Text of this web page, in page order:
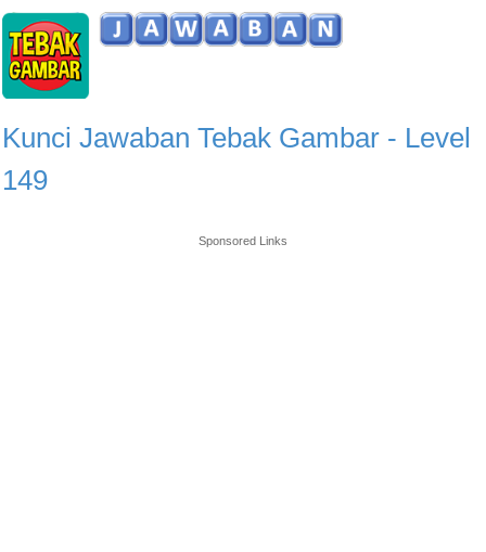
Kunci Jawaban Tebak Gambar - Level
149
Sponsored Links